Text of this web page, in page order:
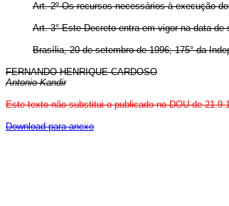
Art. 2º Os recursos necessários à execução
Art. 3° Este Decreto entra em vigor na data de
Brasília, 20 de setembro de 1996; 175° da
FERNANDO HENRIQUE CARDOSO
Antonio Kandir
Este texto não substitui o publicado no DOU de
Download para anexo